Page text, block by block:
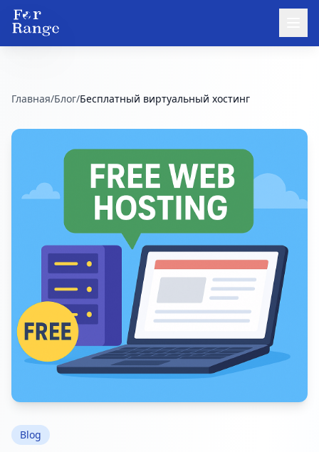
Главная/Блог/Бесплатный виртуальный хостинг
Blog